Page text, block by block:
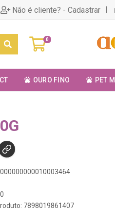
Não é cliente? - Cadastrar |
0
OURO FINO PET
7898019861407